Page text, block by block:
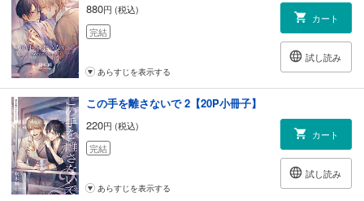
880円 (税込)
完結
カート
試し読み
あらすじを表示する
この手を離さないで 2【20P小冊子】
220円 (税込)
完結
カート
試し読み
あらすじを表示する